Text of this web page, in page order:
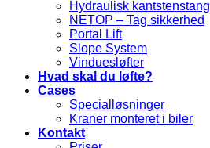
Hydraulisk kantstenstang
NETOP – Tag sikkerhed
Portal Lift
Slope System
Vinduesløfter
Hvad skal du løfte?
Cases
Specialløsninger
Kraner monteret i biler
Kontakt